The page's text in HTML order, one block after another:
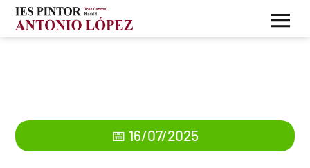
📅 16/07/2025